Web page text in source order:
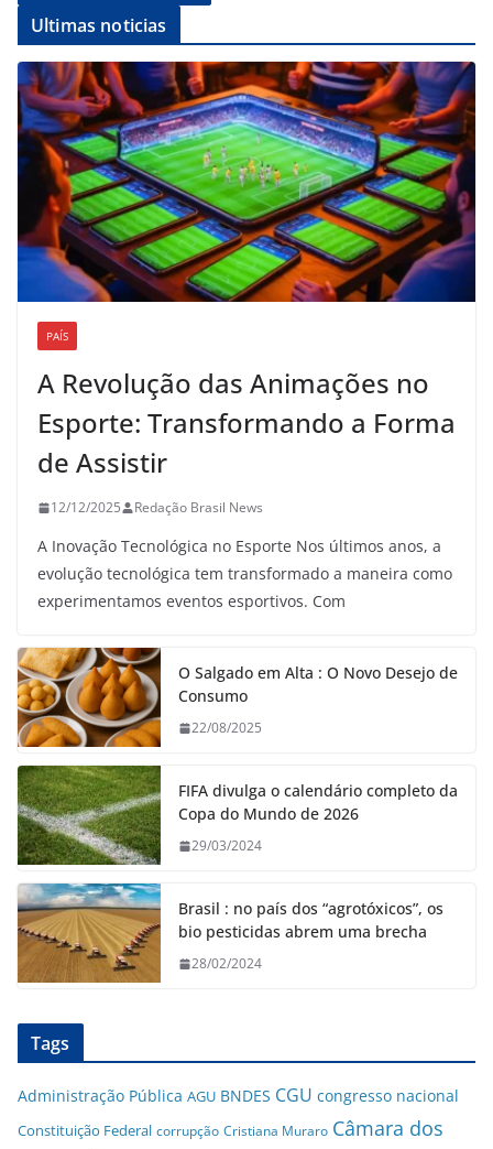
Ultimas noticias
PAÍS
A Revolução das Animações no
Esporte: Transformando a Forma
de Assistir
12/12/2025 Redação Brasil News
A Inovação Tecnológica no Esporte Nos últimos anos, a
evolução tecnológica tem transformado a maneira como
experimentamos eventos esportivos. Com
O Salgado em Alta : O Novo Desejo de
Consumo
22/08/2025
FIFA divulga o calendário completo da
Copa do Mundo de 2026
29/03/2024
Brasil : no país dos “agrotóxicos”, os
bio pesticidas abrem uma brecha
28/02/2024
Tags
Administração Pública AGU BNDES CGU congresso nacional
Constituição Federal corrupção Cristiana Muraro Câmara dos